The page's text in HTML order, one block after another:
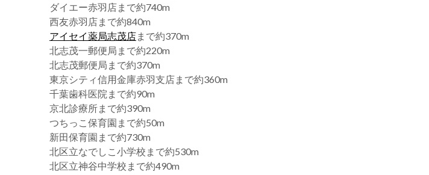
ダイエー赤羽店まで約740m
西友赤羽店まで約840m
アイセイ薬局志茂店まで約370m
北志茂一郵便局まで約220m
北志茂郵便局まで約370m
東京シティ信用金庫赤羽支店まで約360m
千葉歯科医院まで約90m
京北診療所まで約390m
つちっこ保育園まで約50m
新田保育園まで約730m
北区立なでしこ小学校まで約530m
北区立神谷中学校まで約490m